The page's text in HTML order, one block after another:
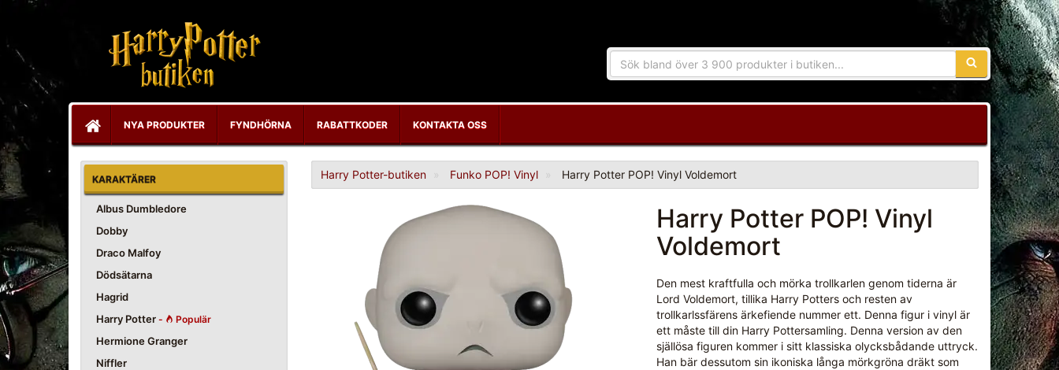
Sökfras:
NYA PRODUKTER FYNDHÖRNA RABATTKODER KONTAKTA OSS
KARAKTÄRER
Albus Dumbledore
Dobby
Draco Malfoy
Dödsätarna
Hagrid
Harry Potter - Populär
Hermione Granger
Niffler
Harry Potter-butiken Funko POP! Vinyl Harry Potter POP! Vinyl Voldemort
Harry Potter POP! Vinyl
Voldemort
Den mest kraftfulla och mörka trollkarlen genom tiderna är
Lord Voldemort, tillika Harry Potters och resten av
trollkarlssfärens ärkefiende nummer ett. Denna figur i vinyl är
ett måste till din Harry Pottersamling. Denna version av den
själlösa figuren kommer i sitt klassiska olycksbådande uttryck.
Han bär dessutom sin ikoniska långa mörkgröna dräkt som